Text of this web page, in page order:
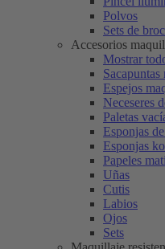
Polvos
Sets de
Accesorios
Mostrar
Espejos
Neceseres
Paletas
Esponjas
Esponjas
Papeles
Uñas
Cutis
Labios
Ojos
Sets